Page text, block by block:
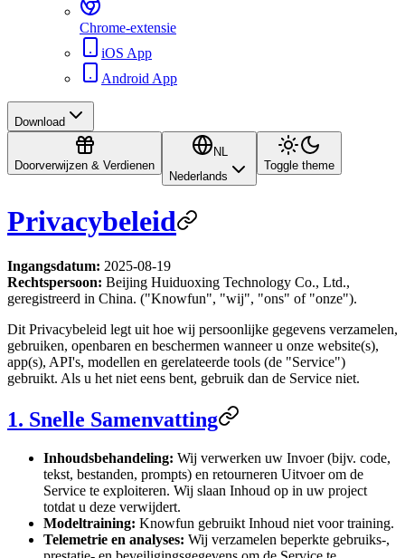
Chrome-extensie
iOS App
Android App
Download
Doorverwijzen & Verdienen
NL
Nederlands
Toggle theme
Privacybeleid
Ingangsdatum: 2025-08-19
Rechtspersoon: Beijing Huiduoxing Technology Co., Ltd.,
geregistreerd in China. ("Knowfun", "wij", "ons" of "onze").
Dit Privacybeleid legt uit hoe wij persoonlijke gegevens verzamelen,
gebruiken, openbaren en beschermen wanneer u onze website(s),
app(s), API's, modellen en gerelateerde tools (de "Service")
gebruikt. Als u het niet eens bent, gebruik dan de Service niet.
1. Snelle Samenvatting
Inhoudsbehandeling: Wij verwerken uw Invoer (bijv. code,
tekst, bestanden, prompts) en retourneren Uitvoer om de
Service te exploiteren. Wij slaan Inhoud op in uw project
totdat u deze verwijdert.
Modeltraining: Knowfun gebruikt Inhoud niet voor training.
Telemetrie en analyses: Wij verzamelen beperkte gebruiks-,